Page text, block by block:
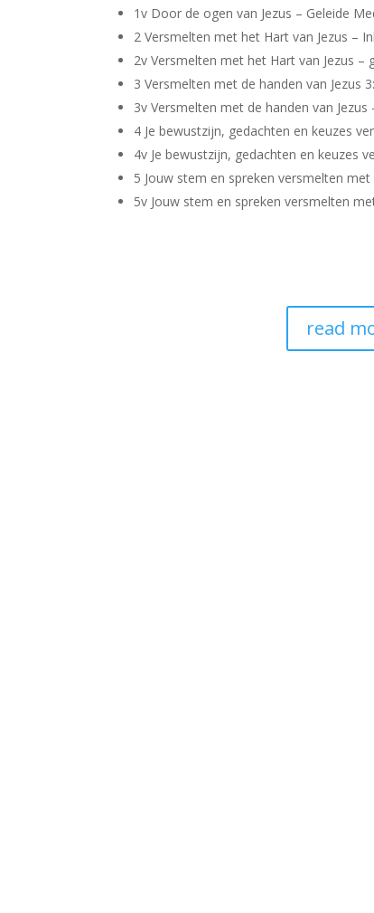
1v Door de ogen van Jezus – Geleide
2 Versmelten met het Hart van Jezus –
2v Versmelten met het Hart van Jezus –
3 Versmelten met de handen van Jezus
3v Versmelten met de handen van
4 Je bewustzijn, gedachten en keuzes
4v Je bewustzijn, gedachten en keuzes
5 Jouw stem en spreken versmelten
5v Jouw stem en spreken versmelten
read